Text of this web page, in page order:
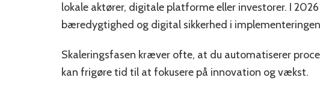
lokale aktører, digitale platforme eller investorer. I
bæredygtighed og digital sikkerhed i
Skaleringsfasen kræver ofte, at du automatiserer
kan frigøre tid til at fokusere på innovation og vækst.